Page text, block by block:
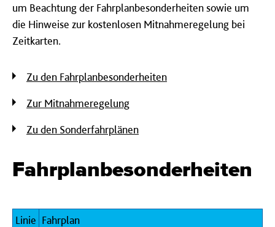
um Beachtung der Fahrplanbesonderheiten sowie um
die Hinweise zur kostenlosen Mitnahmeregelung bei
Zeitkarten.
Zu den Fahrplanbesonderheiten
Zur Mitnahmeregelung
Zu den Sonderfahrplänen
Fahrplanbesonderheiten
Linie Fahrplan